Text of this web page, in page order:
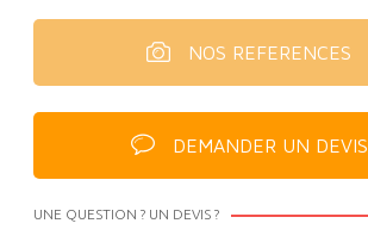
NOS REFERENCES
DEMANDER UN DEVIS
UNE QUESTION ? UN DEVIS ?